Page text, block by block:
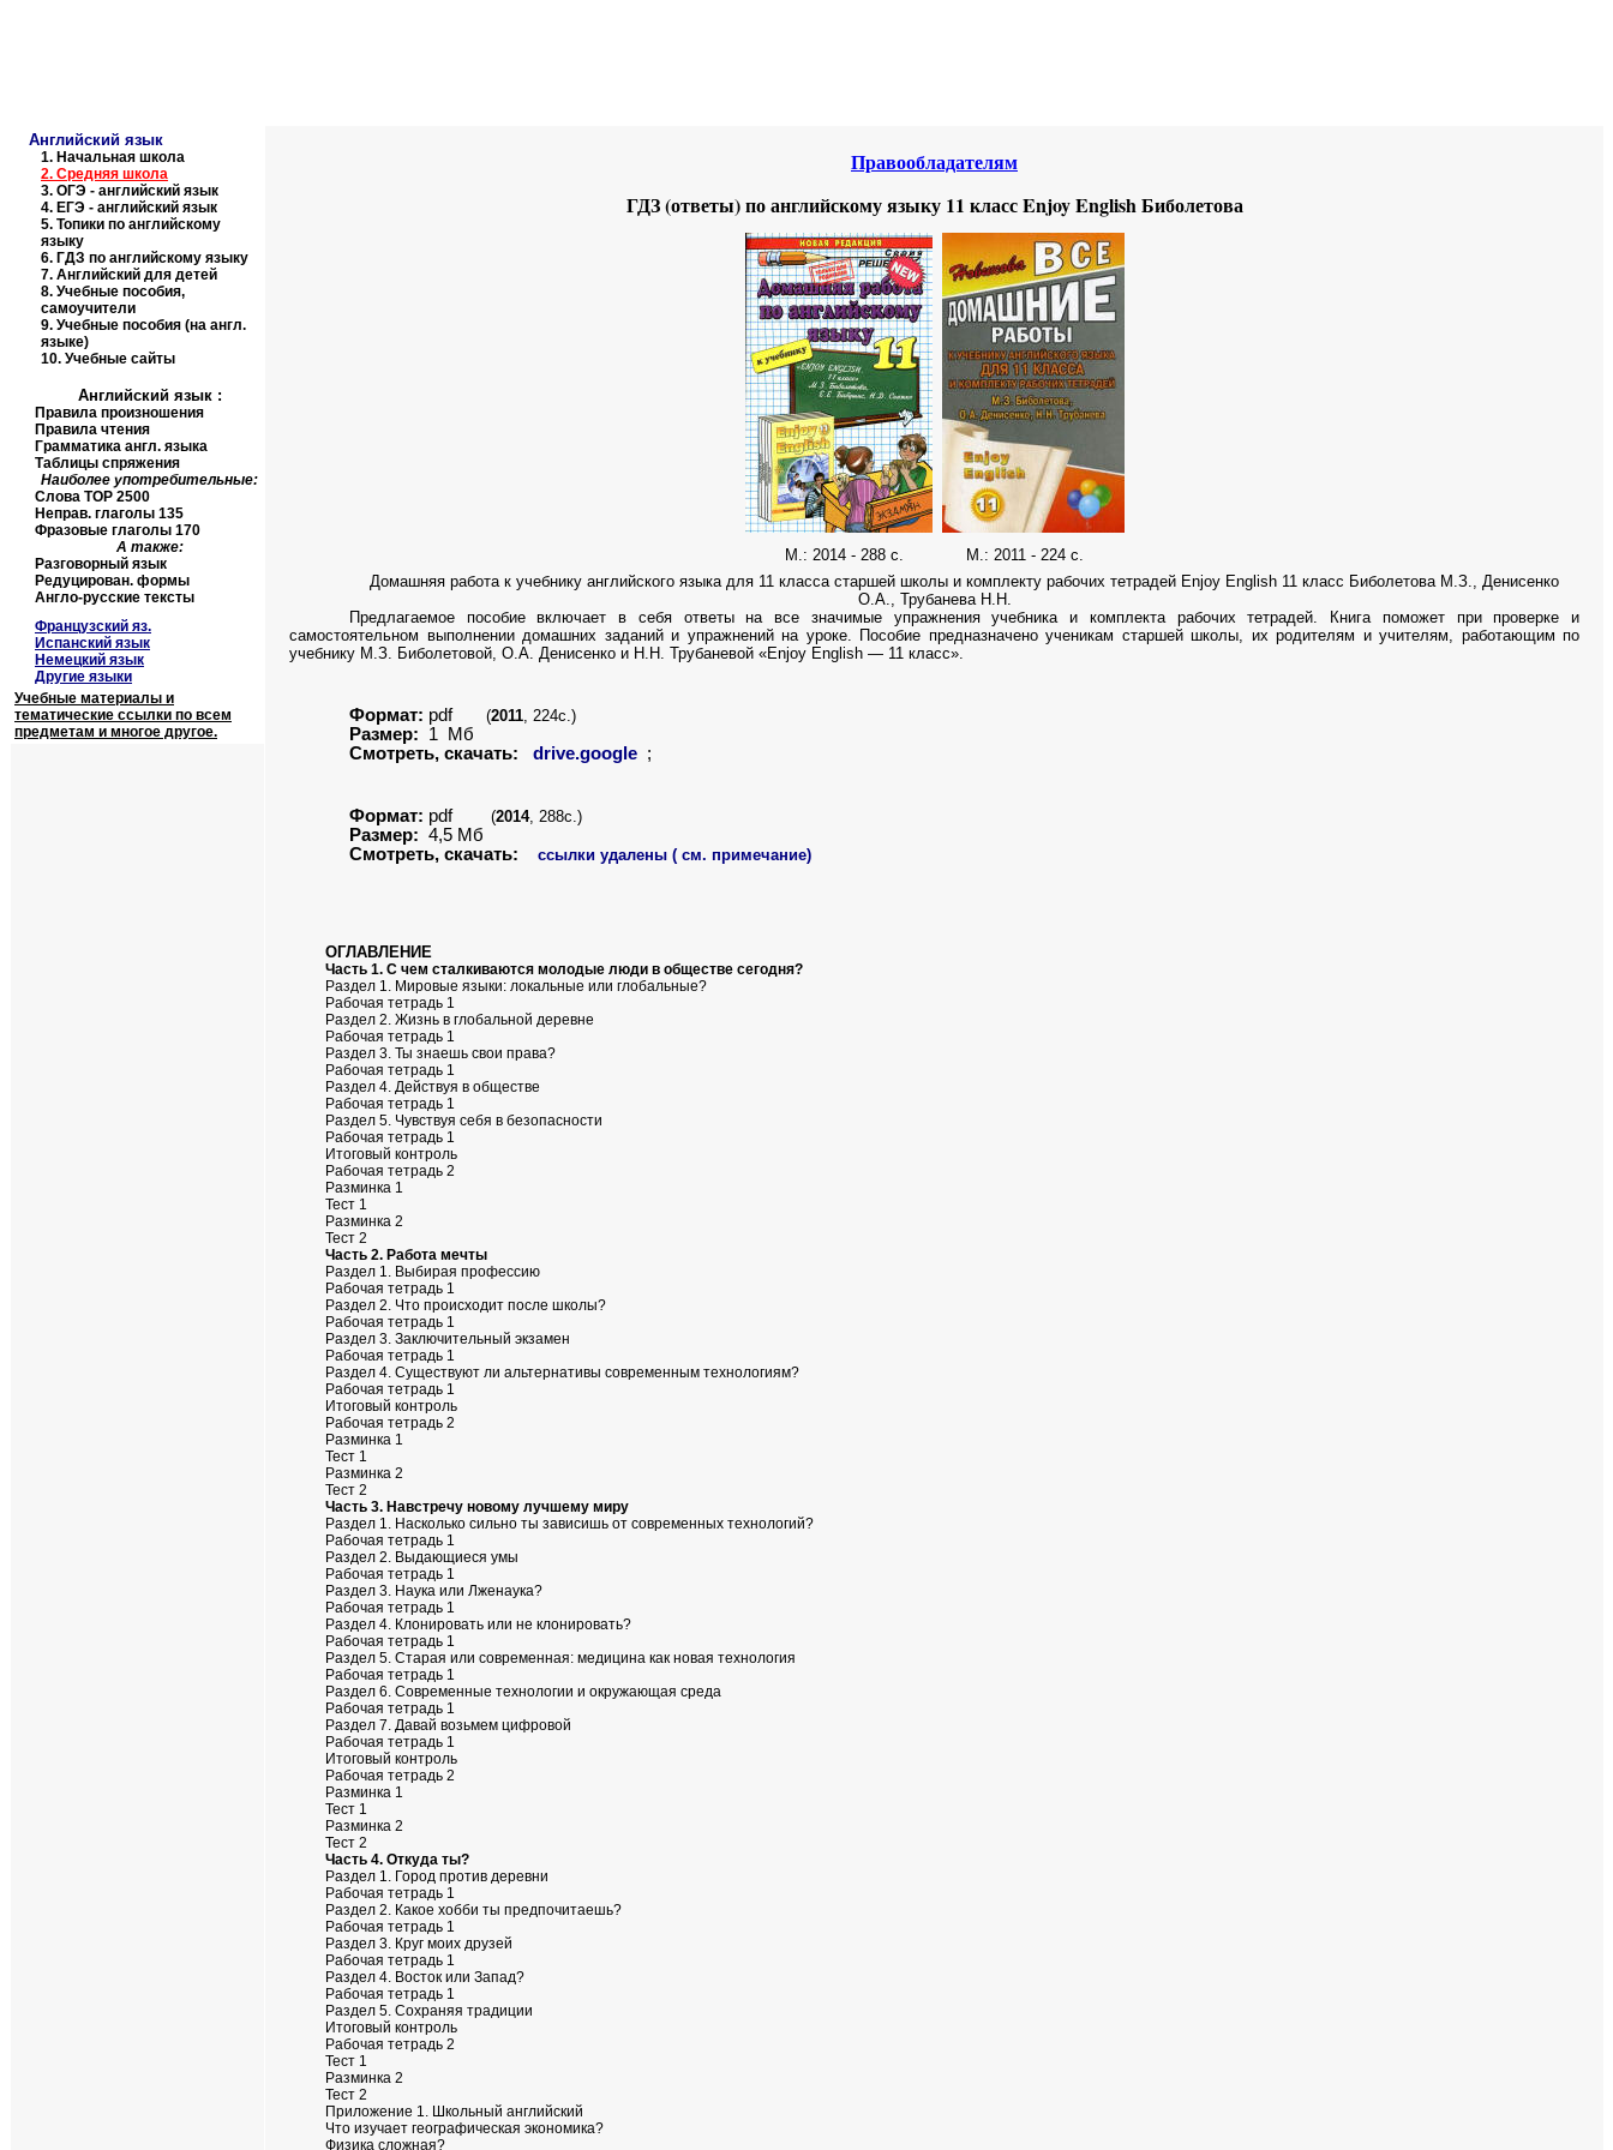
Английский язык
1. Начальная школа
2. Средняя школа
3. ОГЭ - английский язык
4. ЕГЭ - английский язык
5. Топики по английскому
языку
6. ГДЗ по английскому языку
7. Английский для детей
8. Учебные пособия,
самоучители
9. Учебные пособия (на англ.
языке)
10. Учебные сайты
Правообладателям
ГДЗ (ответы) по английскому языку 11 класс Enjoy English Биболетова
М.: 2014 - 288 с. М.: 2011 - 224 с.
Домашняя работа к учебнику английского языка для 11 класса старшей школы и комплекту рабочих тетрадей Enjoy English 11 класс Биболетова М.З., Денисенко
О.А., Трубанева Н.Н.
Предлагаемое пособие включает в себя ответы на все значимые упражнения учебника и комплекта рабочих тетрадей. Книга поможет при проверке и
самостоятельном выполнении домашних заданий и упражнений на уроке. Пособие предназначено ученикам старшей школы, их родителям и учителям, работающим по
учебнику М.З. Биболетовой, О.А. Денисенко и Н.Н. Трубаневой «Enjoy English — 11 класс».
Формат: pdf (2011, 224с.)
Размер:
1 Мб
Смотреть, скачать:
drive.google ;
Формат: pdf (2014, 288с.)
Размер: 4,5 Мб
Смотреть, скачать:
ссылки удалены ( см. примечание)
ОГЛАВЛЕНИЕ
Часть 1. С чем сталкиваются молодые люди в обществе сегодня?
Раздел 1. Мировые языки: локальные или глобальные?
Рабочая тетрадь 1
Раздел 2. Жизнь в глобальной деревне
Рабочая тетрадь 1
Раздел 3. Ты знаешь свои права?
Рабочая тетрадь 1
Раздел 4. Действуя в обществе
Рабочая тетрадь 1
Раздел 5. Чувствуя себя в безопасности
Рабочая тетрадь 1
Итоговый контроль
Рабочая тетрадь 2
Разминка 1
Тест 1
Разминка 2
Тест 2
Часть 2. Работа мечты
Раздел 1. Выбирая профессию
Рабочая тетрадь 1
Раздел 2. Что происходит после школы?
Рабочая тетрадь 1
Раздел 3. Заключительный экзамен
Рабочая тетрадь 1
Раздел 4. Существуют ли альтернативы современным технологиям?
Рабочая тетрадь 1
Итоговый контроль
Рабочая тетрадь 2
Разминка 1
Тест 1
Разминка 2
Тест 2
Часть 3. Навстречу новому лучшему миру
Раздел 1. Насколько сильно ты зависишь от современных технологий?
Рабочая тетрадь 1
Раздел 2. Выдающиеся умы
Рабочая тетрадь 1
Раздел 3. Наука или Лженаука?
Рабочая тетрадь 1
Раздел 4. Клонировать или не клонировать?
Рабочая тетрадь 1
Раздел 5. Старая или современная: медицина как новая технология
Рабочая тетрадь 1
Раздел 6. Современные технологии и окружающая среда
Рабочая тетрадь 1
Раздел 7. Давай возьмем цифровой
Рабочая тетрадь 1
Итоговый контроль
Рабочая тетрадь 2
Разминка 1
Тест 1
Разминка 2
Тест 2
Часть 4. Откуда ты?
Раздел 1. Город против деревни
Рабочая тетрадь 1
Раздел 2. Какое хобби ты предпочитаешь?
Рабочая тетрадь 1
Раздел 3. Круг моих друзей
Рабочая тетрадь 1
Раздел 4. Восток или Запад?
Рабочая тетрадь 1
Раздел 5. Сохраняя традиции
Итоговый контроль
Рабочая тетрадь 2
Тест 1
Разминка 2
Тест 2
Приложение 1. Школьный английский
Что изучает географическая экономика?
Физика сложная?
Английский язык:
Правила произношения
Правила чтения
Грамматика англ. языка
Таблицы спряжения
Наиболее употребительные:
Слова TOP 2500
Неправ. глаголы 135
Фразовые глаголы 170
А также:
Разговорный язык
Редуцирован. формы
Англо-русские тексты
Французский яз.
Испанский язык
Немецкий язык
Другие языки
Учебные материалы и
тематические ссылки по всем
предметам и многое другое.